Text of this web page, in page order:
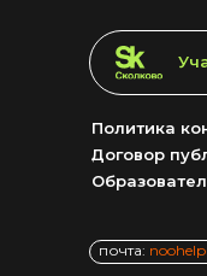
почта:
Договор
Политика